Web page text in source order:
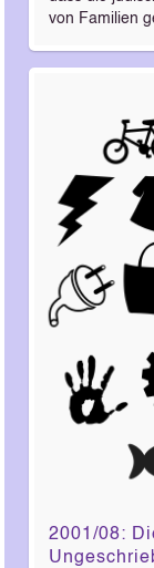
von Familien
2001/08: